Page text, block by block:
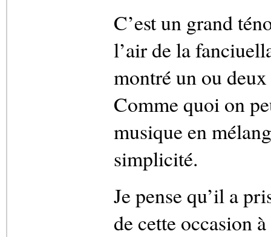
C’est un grand
l’air de la
montré un ou
Comme quoi on
musique en
simplicité.
Je pense qu’il a
de cette occasion